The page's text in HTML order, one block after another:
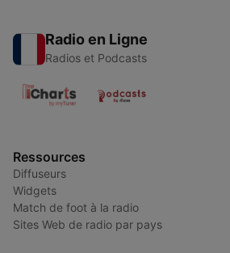
Radio en Ligne
Radios et Podcasts
Ressources
Diffuseurs
Widgets
Match de foot à la radio
Sites Web de radio par pays